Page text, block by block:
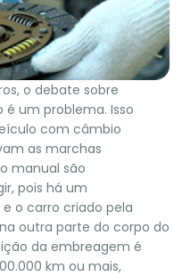
o debate sobre
um problema. Isso
com câmbio
as marchas
manual são
pois há um
o carro criado pela
outra parte do corpo do
da embreagem é
km ou mais,